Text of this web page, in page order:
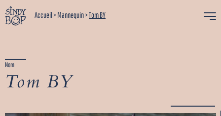
Accueil>Mannequin>Tom BY
Nom
Tom BY